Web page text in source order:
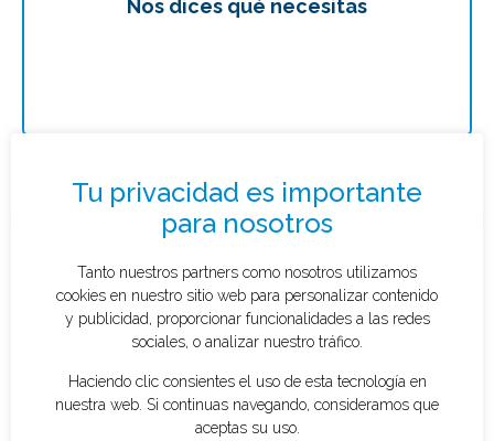
Nos dices qué necesitas
Solicitar presupuesto
Tu privacidad es importante
para nosotros
¿Qué tipo de caso quieres investigar?